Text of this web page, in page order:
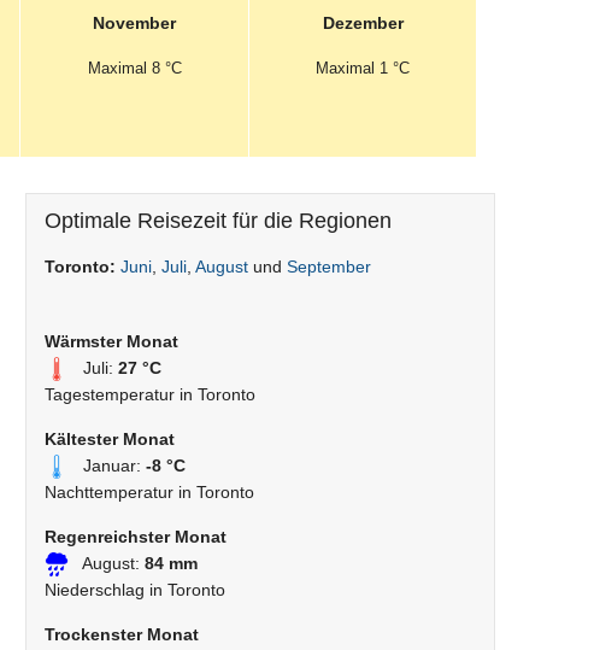
November
Maximal 8 °C
Dezember
Maximal 1 °C
Optimale Reisezeit für die Regionen
Toronto: Juni Juli August und September
Wärmster Monat
Juli: 27 °C
Tagestemperatur in Toronto
Kältester Monat
Januar: -8 °C
Nachttemperatur in Toronto
Regenreichster Monat
August: 84 mm
Niederschlag in Toronto
Trockenster Monat